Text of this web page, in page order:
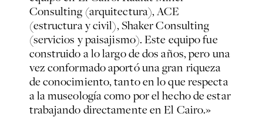
Consulting (arquitectura), ACE
(estructura y civil), Shaker Consulting
(servicios y paisajismo). Este equipo fue
construido a lo largo de dos años, pero una
vez conformado aportó una gran riqueza
de conocimiento, tanto en lo que respecta
a la museología como por el hecho de estar
trabajando directamente en El Cairo.»